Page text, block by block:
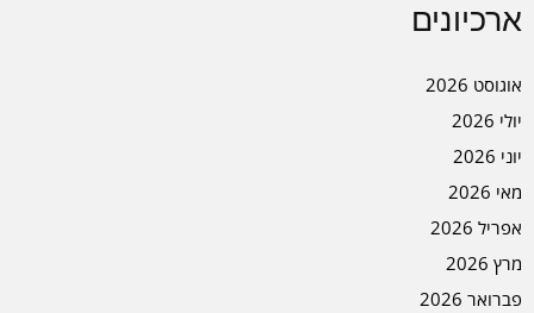
ארכיונים
אוגוסט 2026
יולי 2026
יוני 2026
מאי 2026
אפריל 2026
מרץ 2026
פברואר 2026